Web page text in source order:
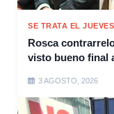
SE TRATA EL
Rosca
visto bueno final
3 AGOSTO, 2026